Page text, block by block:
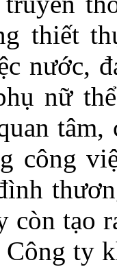
thiết
nước,
nữ
công
còn tạo
Công ty